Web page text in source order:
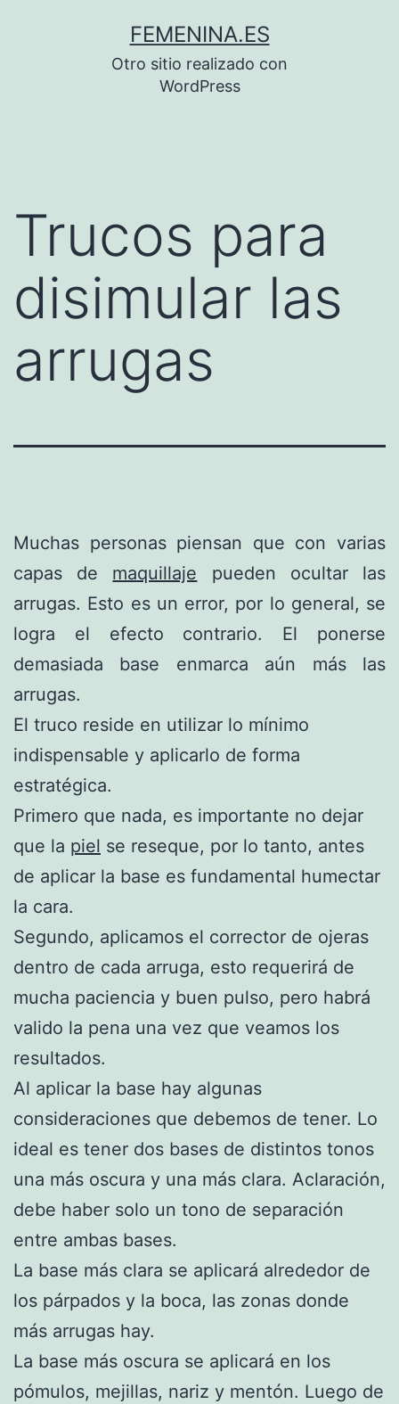
FEMENINA.ES
Otro sitio realizado con
WordPress
Trucos para
disimular las
arrugas
Muchas personas piensan que con varias
capas de maquillaje pueden ocultar las
arrugas. Esto es un error, por lo general, se
logra el efecto contrario. El ponerse
demasiada base enmarca aún más las
arrugas.
El truco reside en utilizar lo mínimo
indispensable y aplicarlo de forma
estratégica.
Primero que nada, es importante no dejar
que la piel se reseque, por lo tanto, antes
de aplicar la base es fundamental humectar
la cara.
Segundo, aplicamos el corrector de ojeras
dentro de cada arruga, esto requerirá de
mucha paciencia y buen pulso, pero habrá
valido la pena una vez que veamos los
resultados.
Al aplicar la base hay algunas
consideraciones que debemos de tener. Lo
ideal es tener dos bases de distintos tonos
una más oscura y una más clara. Aclaración,
debe haber solo un tono de separación
entre ambas bases.
La base más clara se aplicará alrededor de
los párpados y la boca, las zonas donde
más arrugas hay.
La base más oscura se aplicará en los
pómulos, mejillas, nariz y mentón. Luego de